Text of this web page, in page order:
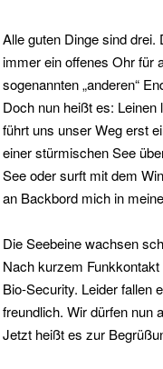
Alle guten Dinge sind
immer ein offenes Ohr für
sogenannten „anderen“
Doch nun heißt es:
führt uns unser Weg erst
einer stürmischen See
See oder surft mit dem
an Backbord mich in
Die Seebeine wachsen
Nach kurzem
Bio-Security. Leider fallen
freundlich. Wir dürfen nun
Jetzt heißt es zur